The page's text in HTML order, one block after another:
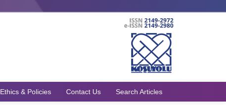
Ethics & Policies Contact Us Search Articles